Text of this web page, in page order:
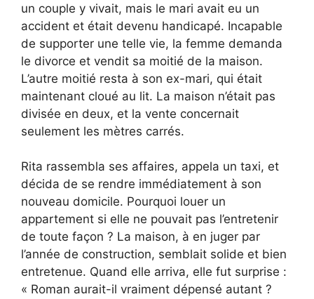
un couple y vivait, mais le mari avait eu un
accident et était devenu handicapé. Incapable
de supporter une telle vie, la femme demanda
le divorce et vendit sa moitié de la maison.
L’autre moitié resta à son ex-mari, qui était
maintenant cloué au lit. La maison n’était pas
divisée en deux, et la vente concernait
seulement les mètres carrés.
Rita rassembla ses affaires, appela un taxi, et
décida de se rendre immédiatement à son
nouveau domicile. Pourquoi louer un
appartement si elle ne pouvait pas l’entretenir
de toute façon ? La maison, à en juger par
l’année de construction, semblait solide et bien
entretenue. Quand elle arriva, elle fut surprise :
« Roman aurait-il vraiment dépensé autant ?